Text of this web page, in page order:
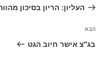
הקודםהעליון: הריון בסיכון
הפוסט
הבא
הבא
בג"צ אישר חיוב הגט